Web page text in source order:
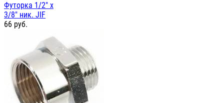
Футорка 1/2" х
3/8" ник. JIF
66 руб.